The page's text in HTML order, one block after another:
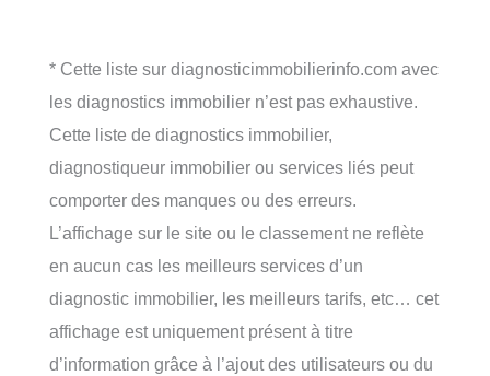
* Cette liste sur diagnosticimmobilierinfo.com avec
les diagnostics immobilier n’est pas exhaustive.
Cette liste de diagnostics immobilier,
diagnostiqueur immobilier ou services liés peut
comporter des manques ou des erreurs.
L’affichage sur le site ou le classement ne reflète
en aucun cas les meilleurs services d’un
diagnostic immobilier, les meilleurs tarifs, etc… cet
affichage est uniquement présent à titre
d’information grâce à l’ajout des utilisateurs ou du